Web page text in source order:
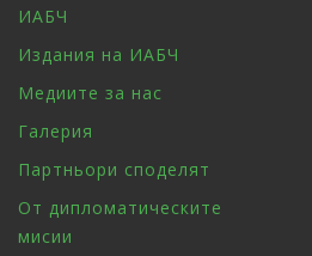
ИАБЧ
Издания на ИАБЧ
Медиите за нас
Галерия
Партньори споделят
От дипломатическите
мисии